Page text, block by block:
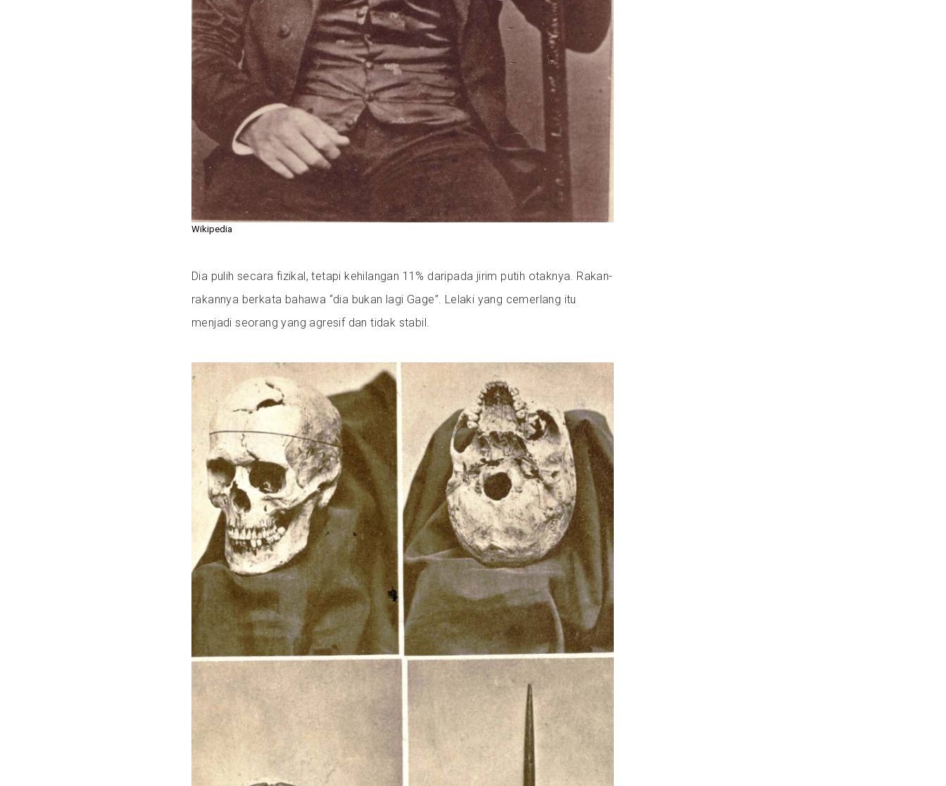
Wikipedia
Dia pulih secara fizikal, tetapi kehilangan 11% daripada jirim putih otaknya. Rakan-
rakannya berkata bahawa “dia bukan lagi Gage”. Lelaki yang cemerlang itu
menjadi seorang yang agresif dan tidak stabil.